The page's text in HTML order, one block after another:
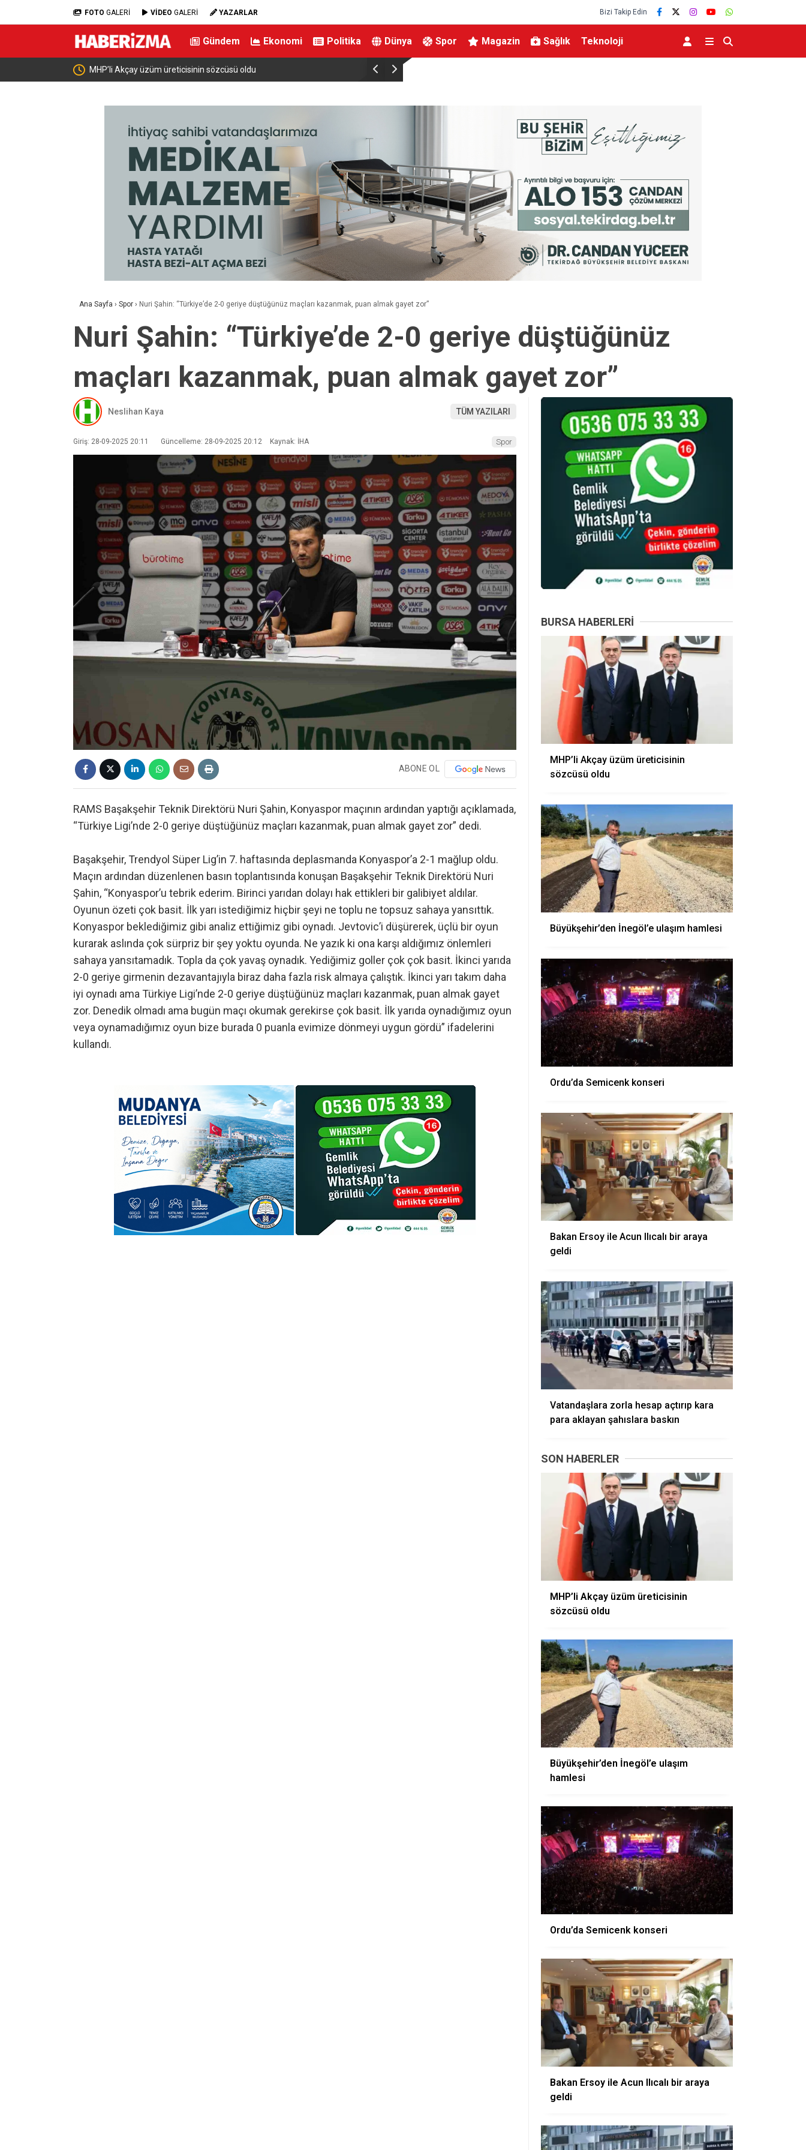
FOTO GALERİ VİDEO GALERİ YAZARLAR Bizi Takip Edin
Gündem Ekonomi Politika Dünya Spor Magazin Sağlık Teknoloji
MHP’li Akçay üzüm üreticisinin sözcüsü oldu Büyükşehir’den İnegöl’e ulaşım hamlesi
Ana Sayfa › Spor › Nuri Şahin: “Türkiye’de 2-0 geriye düştüğünüz maçları kazanmak, puan almak gayet zor”
Nuri Şahin: “Türkiye’de 2-0 geriye düştüğünüz
maçları kazanmak, puan almak gayet zor”
Neslihan Kaya TÜM YAZILARI
Giriş: 28-09-2025 20:11 Güncelleme: 28-09-2025 20:12 Kaynak: İHA Spor
ABONE OL
RAMS Başakşehir Teknik Direktörü Nuri Şahin, Konyaspor maçının ardından yaptığı açıklamada,
“Türkiye Ligi’nde 2-0 geriye düştüğünüz maçları kazanmak, puan almak gayet zor” dedi.
Başakşehir, Trendyol Süper Lig’in 7. haftasında deplasmanda Konyaspor’a 2-1 mağlup oldu.
Maçın ardından düzenlenen basın toplantısında konuşan Başakşehir Teknik Direktörü Nuri
Şahin, “Konyaspor’u tebrik ederim. Birinci yarıdan dolayı hak ettikleri bir galibiyet aldılar.
Oyunun özeti çok basit. İlk yarı istediğimiz hiçbir şeyi ne toplu ne topsuz sahaya yansıttık.
Konyaspor beklediğimiz gibi analiz ettiğimiz gibi oynadı. Jevtovic’i düşürerek, üçlü bir oyun
kurarak aslında çok sürpriz bir şey yoktu oyunda. Ne yazık ki ona karşı aldığımız önlemleri
sahaya yansıtamadık. Topla da çok yavaş oynadık. Yediğimiz goller çok çok basit. İkinci yarıda
2-0 geriye girmenin dezavantajıyla biraz daha fazla risk almaya çalıştık. İkinci yarı takım daha
iyi oynadı ama Türkiye Ligi’nde 2-0 geriye düştüğünüz maçları kazanmak, puan almak gayet
zor. Denedik olmadı ama bugün maçı okumak gerekirse çok basit. İlk yarıda oynadığımız oyun
veya oynamadığımız oyun bize burada 0 puanla evimize dönmeyi uygun gördü” ifadelerini
kullandı.
BURSA HABERLERI
MHP’li Akçay üzüm üreticisinin
sözcüsü oldu
Büyükşehir’den İnegöl’e ulaşım hamlesi
Ordu’da Semicenk konseri
Bakan Ersoy ile Acun Ilıcalı bir araya
geldi
Vatandaşlara zorla hesap açtırıp kara
para aklayan şahıslara baskın
SON HABERLER
MHP’li Akçay üzüm üreticisinin
sözcüsü oldu
Büyükşehir’den İnegöl’e ulaşım
hamlesi
Ordu’da Semicenk konseri
Bakan Ersoy ile Acun Ilıcalı bir araya
geldi